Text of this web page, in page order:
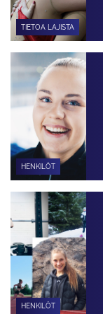
TIETOA LAJISTA
HENKILÖT
HENKILÖT